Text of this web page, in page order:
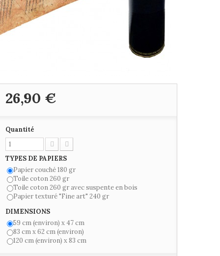
26,90 €
Quantité
TYPES DE PAPIERS
Papier couché 180 gr
Toile coton 260 gr
Toile coton 260 gr avec suspente en bois
Papier texturé "Fine art" 240 gr
DIMENSIONS
59 cm (environ) x 47 cm
83 cm x 62 cm (environ)
120 cm (environ) x 83 cm